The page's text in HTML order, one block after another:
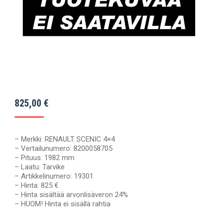
825,00 €
– Merkki: RENAULT SCENIC 4×4
– Vertailunumero: 8200058705
– Pituus: 1982 mm
– Laatu: Tarvike
– Artikkelinumero: 19301
– Hinta: 825 €
– Hinta sisältää arvonlisäveron 24%
– HUOM! Hinta ei sisällä rahtia